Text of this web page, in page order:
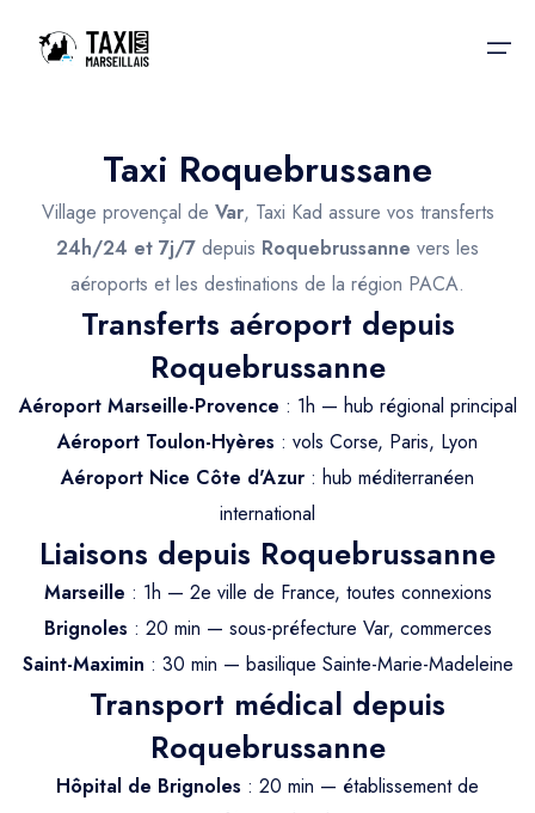
Accueil
Nos services
Nos services
Taxis Aéroport
Trajet Port croisière
Trajet Séminaire
Trajet Santé
Trajet Longue Distance
Taxis aéroport
Réservation
Actualités & évènements
Contactez-nous
Taxi Roquebrussane
Village provençal de Var, Taxi Kad assure vos transferts
24h/24 et 7j/7 depuis Roquebrussanne vers les
aéroports et les destinations de la région PACA.
Transferts aéroport depuis
Roquebrussanne
Aéroport Marseille-Provence : 1h — hub régional principal
Aéroport Toulon-Hyères : vols Corse, Paris, Lyon
Aéroport Nice Côte d'Azur : hub méditerranéen
international
Liaisons depuis Roquebrussanne
Marseille : 1h — 2e ville de France, toutes connexions
Brignoles : 20 min — sous-préfecture Var, commerces
Saint-Maximin : 30 min — basilique Sainte-Marie-Madeleine
Transport médical depuis
Roquebrussanne
Hôpital de Brignoles : 20 min — établissement de